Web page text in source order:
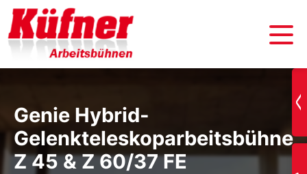
Genie Hybrid-
Gelenkteleskoparbeitsbühne
Z 45 & Z 60/37 FE